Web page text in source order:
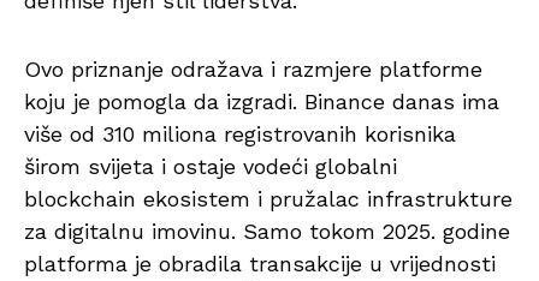
Ovo priznanje odražava i razmjere platforme
koju je pomogla da izgradi. Binance danas ima
više od 310 miliona registrovanih korisnika
širom svijeta i ostaje vodeći globalni
blockchain ekosistem i pružalac infrastrukture
za digitalnu imovinu. Samo tokom 2025. godine
platforma je obradila transakcije u vrijednosti